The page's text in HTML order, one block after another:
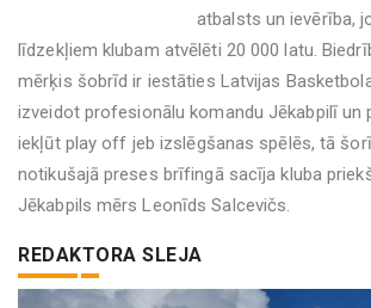
atbalsts un ievērība,
līdzekļiem klubam atvēlēti 20 000 latu.
mērķis šobrīd ir iestāties Latvijas
izveidot profesionālu komandu Jēkabpilī un
iekļūt play off jeb izslēgšanas spēlēs, tā
notikušajā preses brīfingā sacīja kluba
Jēkabpils mērs Leonīds Salcevičs.
REDAKTORA SLEJA